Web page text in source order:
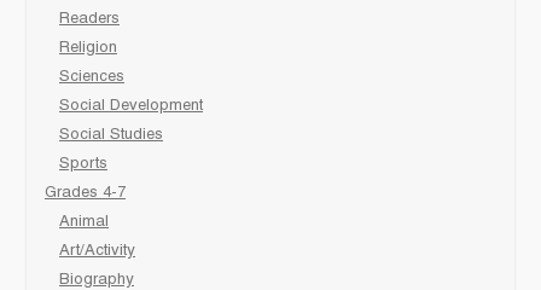
Readers
Religion
Sciences
Social Development
Social Studies
Sports
Grades 4-7
Animal
Art/Activity
Biography